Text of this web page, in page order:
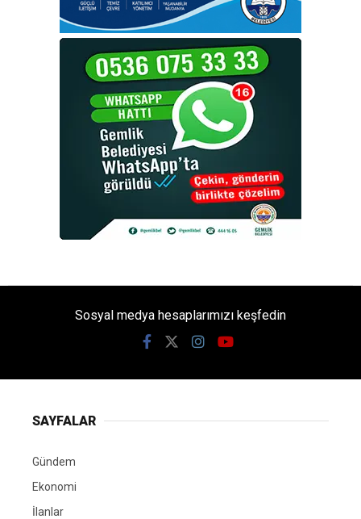
Sosyal medya hesaplarımızı keşfedin
SAYFALAR
Gündem
Ekonomi
İlanlar